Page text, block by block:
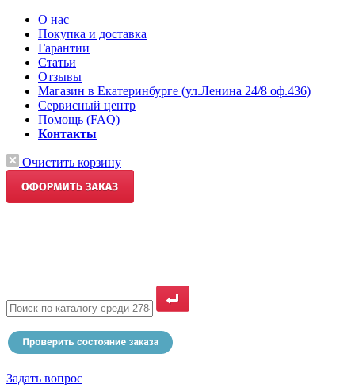
О нас
Покупка и доставка
Гарантии
Статьи
Отзывы
Магазин в Екатеринбурге (ул.Ленина 24/8 оф.436)
Сервисный центр
Помощь (FAQ)
Контакты
Очистить корзину
Задать вопрос